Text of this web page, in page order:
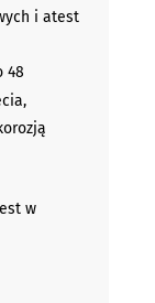
i atest
48
w